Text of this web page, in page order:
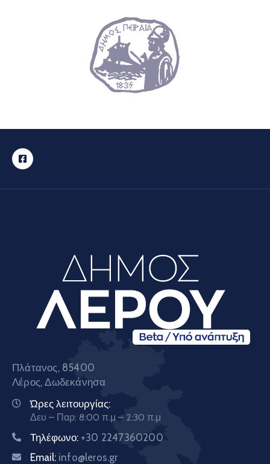
Πλάτανος, 85400
Λέρος, Δωδεκάνησα
Ώρες λειτουργίας:
Δευ – Παρ: 8:00 π.μ – 2:30 π.μ
Τηλέφωνο: +30 2247360200
Email: info@leros.gr